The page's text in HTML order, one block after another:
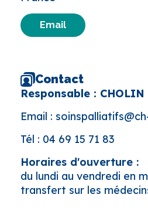
Email
Contact
Responsable :
Email :
Tél : 04 69 15 71 83
Horaires d'ouverture :
du lundi au vendredi en
transfert sur les